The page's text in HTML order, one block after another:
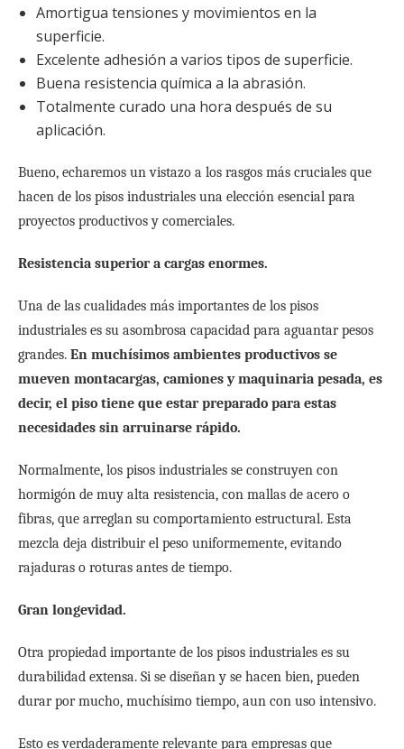
Amortigua tensiones y movimientos en la
superficie.
Excelente adhesión a varios tipos de superficie.
Buena resistencia química a la abrasión.
Totalmente curado una hora después de su
aplicación.
Bueno, echaremos un vistazo a los rasgos más cruciales que
hacen de los pisos industriales una elección esencial para
proyectos productivos y comerciales.
Resistencia superior a cargas enormes.
Una de las cualidades más importantes de los pisos
industriales es su asombrosa capacidad para aguantar pesos
grandes. En muchísimos ambientes productivos se
mueven montacargas, camiones y maquinaria pesada, es
decir, el piso tiene que estar preparado para estas
necesidades sin arruinarse rápido.
Normalmente, los pisos industriales se construyen con
hormigón de muy alta resistencia, con mallas de acero o
fibras, que arreglan su comportamiento estructural. Esta
mezcla deja distribuir el peso uniformemente, evitando
rajaduras o roturas antes de tiempo.
Gran longevidad.
Otra propiedad importante de los pisos industriales es su
durabilidad extensa. Si se diseñan y se hacen bien, pueden
durar por mucho, muchísimo tiempo, aun con uso intensivo.
Esto es verdaderamente relevante para empresas que